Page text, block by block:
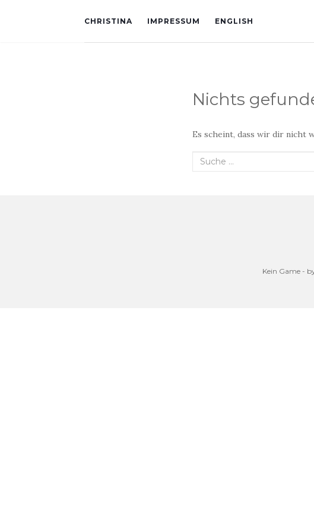
CHRISTINA IMPRESSUM ENGLISH
Nichts
Es scheint, dass wir dir nicht
Suche
Kein Game -